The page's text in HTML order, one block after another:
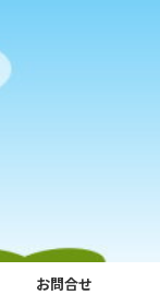
お問合せ